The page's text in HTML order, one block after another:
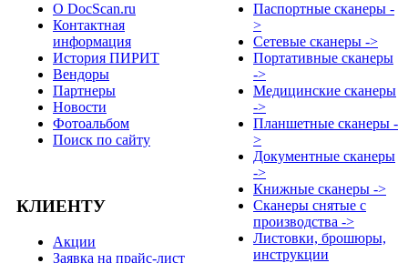
О DocScan.ru
Контактная
информация
История ПИРИТ
Вендоры
Партнеры
Новости
Фотоальбом
Поиск по сайту
КЛИЕНТУ
Акции
Заявка на прайс-лист
Паспортные сканеры -
>
Сетевые сканеры ->
Портативные сканеры
->
Медицинские сканеры
->
Планшетные сканеры -
>
Документные сканеры
->
Книжные сканеры ->
Сканеры снятые с
производства ->
Листовки, брошюры,
инструкции